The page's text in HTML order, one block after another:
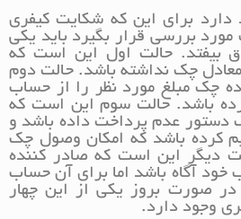
برای این که شکایت کیفری
بررسی قرار بگیرد باید یکی
بیفتد. حالت اول این است که
چک نداشته باشد. حالت دوم
چک مبلغ مورد نظر را از حساب
باشد. حالت سوم این است که
دستور عدم پرداخت داده باشد و
کرده باشد که امکان وصول چک
دیگر این است که صادر کننده
آگاه باشد اما برای آن حساب
صورت بروز یکی از این چهار
وجود دارد.